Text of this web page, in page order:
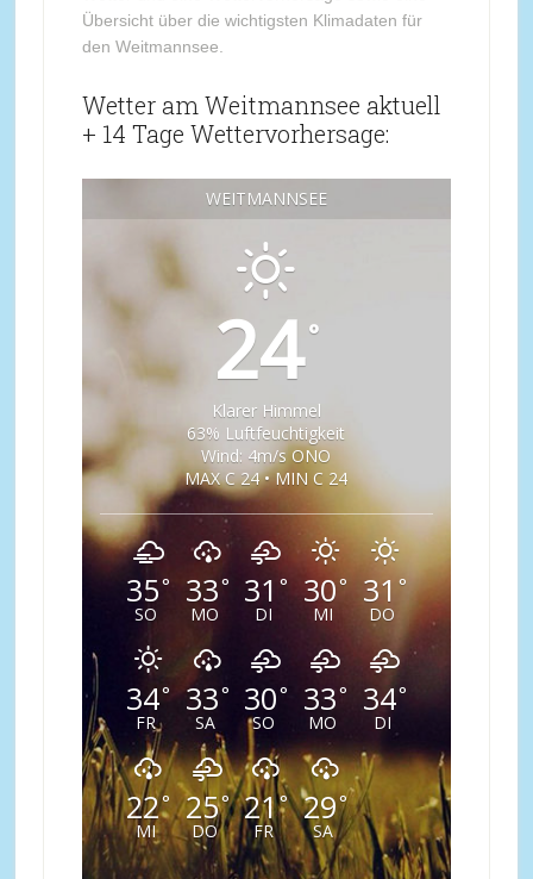
Übersicht über die wichtigsten Klimadaten für
den Weitmannsee.
Wetter am Weitmannsee aktuell
+ 14 Tage Wettervorhersage:
WEITMANNSEE
24°
Klarer Himmel
63% Luftfeuchtigkeit
Wind: 4m/s ONO
MAX C 24 • MIN C 24
35°
SO
33°
MO
31°
DI
30°
MI
31 °
DO
34°
FR
33°
SA
30°
SO
33°
MO
34°
DI
22°
MI
25°
DO
21°
FR
29°
SA